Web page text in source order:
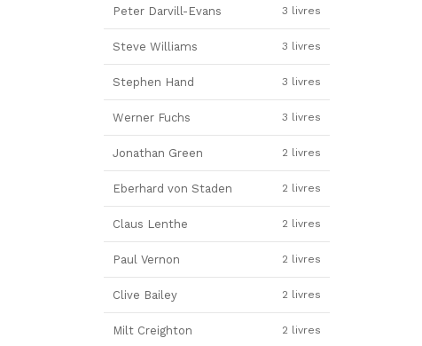
Peter Darvill-Evans 3 livres
Steve Williams 3 livres
Stephen Hand 3 livres
Werner Fuchs 3 livres
Jonathan Green 2 livres
Eberhard von Staden 2 livres
Claus Lenthe 2 livres
Paul Vernon 2 livres
Clive Bailey 2 livres
Milt Creighton 2 livres